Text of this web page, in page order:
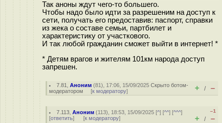
Так аноны ждут чего-то большего.
Чтобы надо было идти за разрешеним на доступ к
сети, получать его предоставив: паспорт, справки
из жека о составе семьи, партбилет и
характеристику от участкового.
И так любой гражданин сможет выйти в интернет! *
* Детям врагов и жителям 101км народа доступ
запрешен.
7.81 ,Аноним (81), 17:06, 15/09/2025Скрыто ботом-
модератором [к модератору] + / –
7.113 ,Аноним (113), 18:53, 15/09/2025 [^] [^^] [^^^]
[ответить] [к модератору]
–1
+ / –